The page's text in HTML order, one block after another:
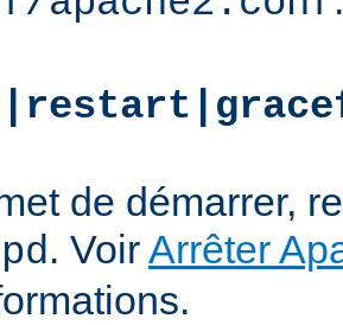
de démarrer,
. VoirArrêter